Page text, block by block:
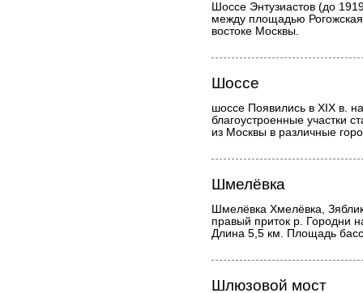
Шоссе Энтузиастов (до
между площадью
востоке Москвы.
Шоссе
шоссе Появились в XIX в.
благоустроенные участки
из Москвы в различные
Шмелёвка
Шмелёвка Хмелёвка,
правый приток р. Городни
Длина 5,5 км. Площадь
Шлюзовой мост